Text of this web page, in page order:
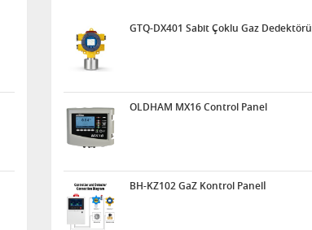
GTQ-DX401 Sabit Çoklu Gaz Dedektörü
OLDHAM MX16 Control Panel
BH-KZ102 GaZ Kontrol Panelİ